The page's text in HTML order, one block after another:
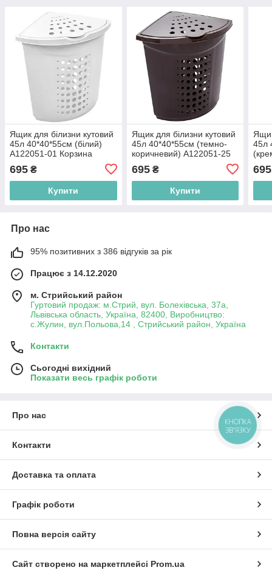
Ящик для білизни кутовий
45л 40*40*55см (білий)
A122051-01 Корзина
695 ₴
Купити
Ящик для білизни кутовий
45л 40*40*55см (темно-
коричневий) A122051-25
695₴
Купити
45л
695
Про нас
95% позитивних з 386 відгуків за рік
Працює з 14.12.2020
м. Стрийський район
Гуртовий продаж: м.Стрий, вул. Болехівська, 37а,
Львівська область, Україна, 82400, Виробництво:
с.Жулин, вул.Польова,14 , Стрийський район, Україна
Контакти
Сьогодні вихідний
Показати весь графік роботи
Про нас
Контакти
Доставка та оплата
Графік роботи
Повна версія сайту
Сайт створено на маркетплейсі Prom.ua
КНОПКА
ЗВ'ЯЗКУ